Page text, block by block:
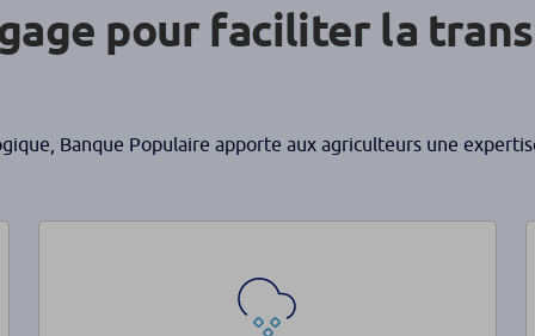
pour faciliter la
Banque Populaire apporte aux agriculteurs une